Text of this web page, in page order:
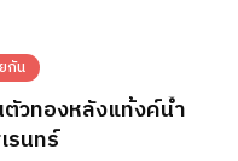
กัน
ตัวทองหลังแท้งค์น้ำ
รนทร์